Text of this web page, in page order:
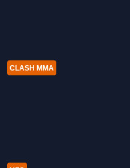
CLASH MMA